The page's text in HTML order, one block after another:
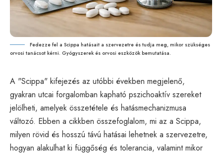
Fedezze fel a Scippa hatásait a szervezetre és tudja meg, mikor szükséges
orvosi tanácsot kérni. Gyógyszerek és orvosi eszközök bemutatása.
A "Scippa" kifejezés az utóbbi években megjelenő,
gyakran utcai forgalomban kapható pszichoaktív szereket
jelölheti, amelyek összetétele és hatásmechanizmusa
változó. Ebben a cikkben összefoglalom, mi az a Scippa,
milyen rövid és hosszú távú hatásai lehetnek a szervezetre,
hogyan alakulhat ki függőség és tolerancia, valamint mikor